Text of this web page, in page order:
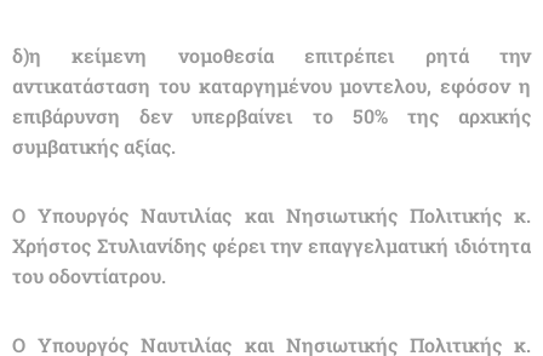
δ)η κείμενη νομοθεσία επιτρέπει ρητά την
αντικατάσταση του καταργημένου μοντελου, εφόσον η
επιβάρυνση δεν υπερβαίνει το 50% της αρχικής
συμβατικής αξίας.
Ο Υπουργός Ναυτιλίας και Νησιωτικής Πολιτικής κ.
Χρήστος Στυλιανίδης φέρει την επαγγελματική ιδιότητα
του οδοντίατρου.
Ο Υπουργός Ναυτιλίας και Νησιωτικής Πολιτικής κ.